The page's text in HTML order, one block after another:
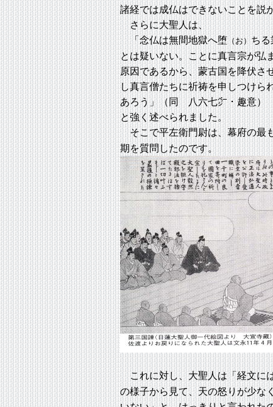
諸経では成仏はできないことを説
さらに大聖人は、
「念仏は無間地獄へ堕（お） ちる
とは疑いない。ことに真言宗が弘
原因であるから、蒙古国を降伏さ
し真言僧たちに祈祷を申しつけら
あろう」（同 八六七㌻・趣意）
と強く述べられました。
そこで平左衛門尉は、幕府の最
期を質問したのです。
これに対し、大聖人は「経文に
の様子から見て、天の怒りが少な